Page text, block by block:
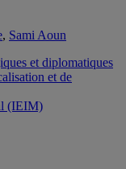
, Sami Aoun